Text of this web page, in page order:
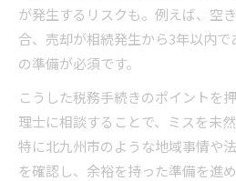
が発生するリスクも。例えば、空
合、売却が相続発生から3年以内
の準備が必須です。
こうした税務手続きのポイントを
理士に相談することで、ミスを未
特に北九州市のような地域事情や
を確認し、余裕を持った準備を進め